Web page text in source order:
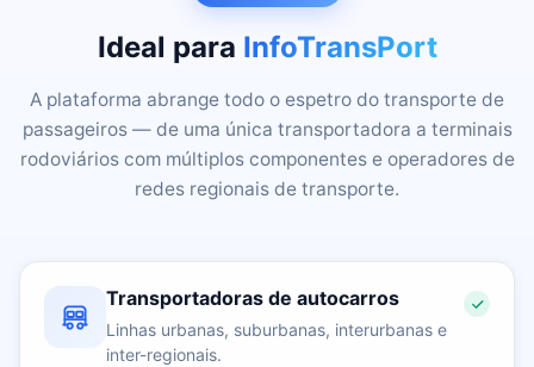
Ideal para InfoTransPort
A plataforma abrange todo o espetro do transporte de
passageiros — de uma única transportadora a terminais
rodoviários com múltiplos componentes e operadores de
redes regionais de transporte.
Transportadoras de autocarros
Linhas urbanas, suburbanas, interurbanas e
inter-regionais.